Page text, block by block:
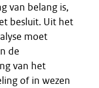
van belang is,
besluit. Uit het
moet
de
van het
of in wezen